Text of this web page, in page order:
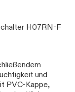
H07RN-F
und
PVC-Kappe,